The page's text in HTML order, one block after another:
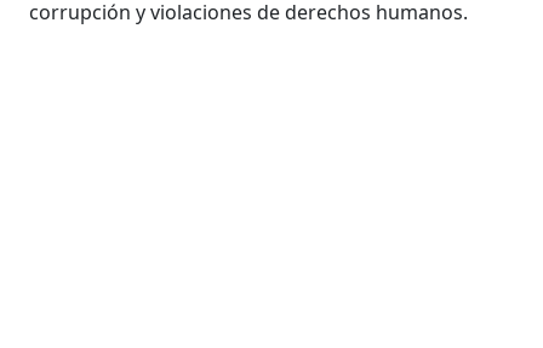
corrupción y violaciones de derechos humanos.